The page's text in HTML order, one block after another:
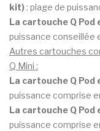
kit) : plage de
La cartouche Q Pod
puissance conseillée
Autres cartouches
Q Mini :
La cartouche Q Pod
puissance comprise
La cartouche Q Pod
puissance comprise